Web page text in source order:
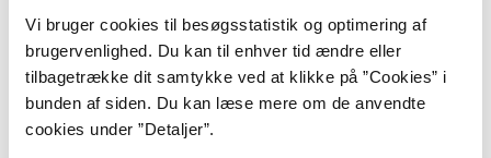
Vi bruger cookies til besøgsstatistik og optimering af
brugervenlighed. Du kan til enhver tid ændre eller
tilbagetrække dit samtykke ved at klikke på ”Cookies” i
bunden af siden. Du kan læse mere om de anvendte
cookies under ”Detaljer”.
Svetlana Aleksijevitj
Den hviderussiske forfatter Svetlana Aleksijevitj
modtog i 2015 Nobelprisen i litteratur for sit